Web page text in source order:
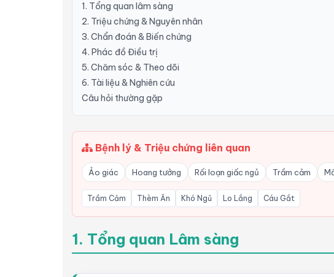
1. Tổng quan lâm sàng
2. Triệu chứng & Nguyên nhân
3. Chẩn đoán & Biến chứng
4. Phác đồ Điều trị
5. Chăm sóc & Theo dõi
6. Tài liệu & Nghiên cứu
Câu hỏi thường gặp
Bệnh lý & Triệu chứng liên quan
Ảo giác Hoang tưởng Rối loạn giấc ngủ Trầm cảm
Trầm Cảm Thèm Ăn Khó Ngủ Lo Lắng Cáu Gắt
1. Tổng quan Lâm sàng